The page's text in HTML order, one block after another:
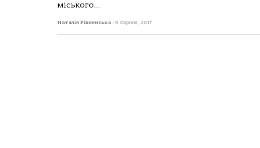
міського...
Наталія Рівненська - 9 Серпня, 2017